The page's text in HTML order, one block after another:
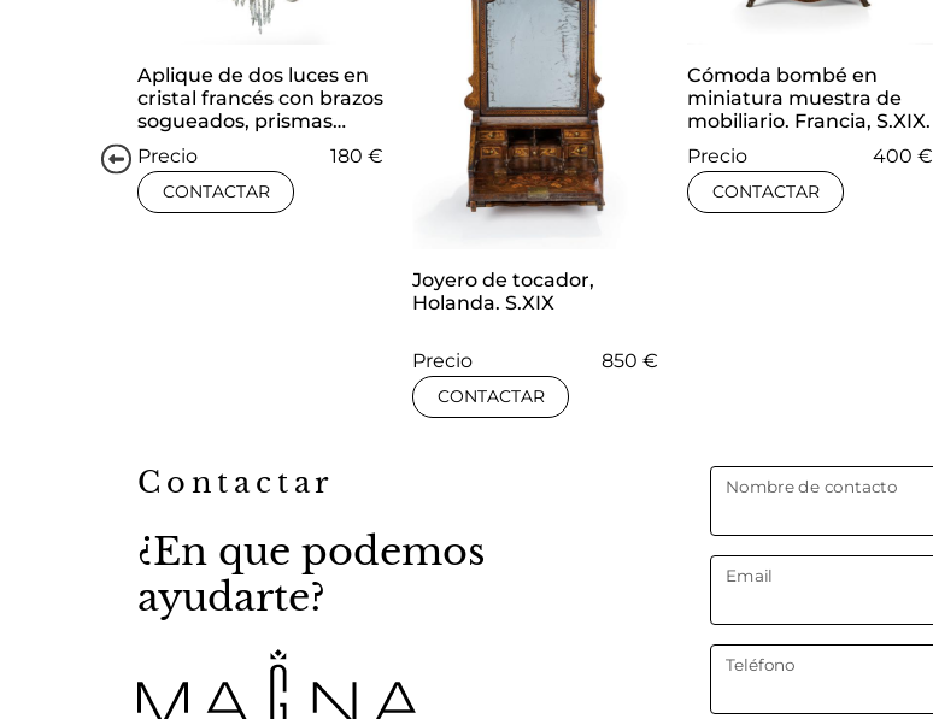
Aplique de dos luces en
cristal francés con brazos
sogueados, prismas
facetados colgantes y
remate de pináculo.
Precio 180 €
CONTACTAR
Joyero de tocador,
Holanda. S.XIX
Precio 850 €
CONTACTAR
Cómoda bombé en
miniatura muestra de
mobiliario. Francia, S.XIX.
Precio
400 €
CONTACTAR
Contactar
¿En que podemos
ayudarte?
Nombre de contacto
Email
Teléfono